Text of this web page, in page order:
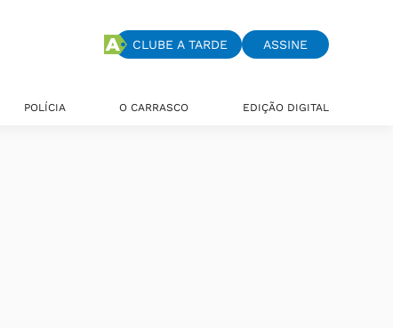
CLUBE A TARDE ASSINE
POLÍCIA O CARRASCO EDIÇÃO DIGITAL